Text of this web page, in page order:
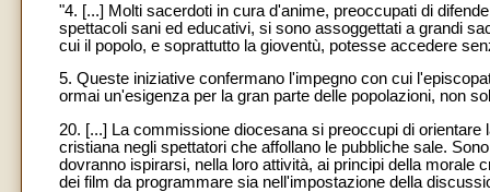
"4. [...] Molti sacerdoti in cura d'anime, preoccupati di
spettacoli sani ed educativi, si sono assoggettati a grandi
cui il popolo, e soprattutto la gioventù, potesse accedere
5. Queste iniziative confermano l'impegno con cui
ormai un'esigenza per la gran parte delle popolazioni, non
20. [...] La commissione diocesana si preoccupi di
cristiana negli spettatori che affollano le pubbliche sale.
dovranno ispirarsi, nella loro attività, ai principi della morale
dei film da programmare sia nell'impostazione della